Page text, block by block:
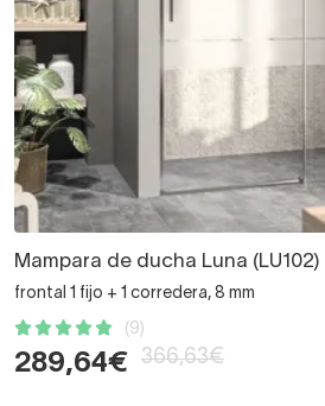
Mampara de ducha Luna
frontal 1 fijo + 1 corredera, 8 mm
(9)
289,64€ 366,63€